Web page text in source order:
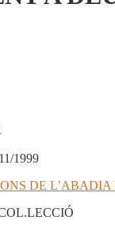
1999
DE L’ABADIA